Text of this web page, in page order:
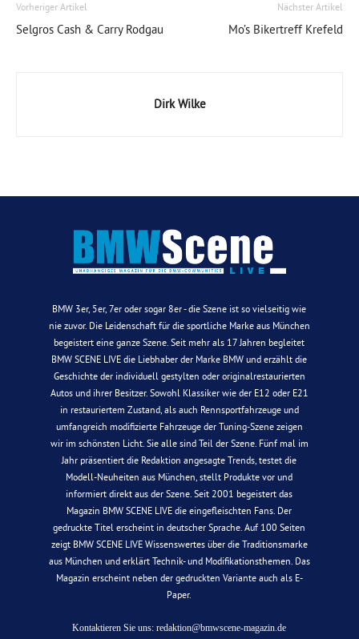
Vorheriger Artikel
Selgros Cash & Carry Rodgau
Nächster Artikel
Mo’s Bikertreff Krefeld
Dirk Wilke
BMW 3er, 5er, 7er oder sogar 8er - die Szene ist so vielseitig wie
nie zuvor. Die Leidenschaft für die sportliche Marke aus München
begeistert eine ganze Szene. Seit mehr als 17 Jahren begleitet
BMW SCENE LIVE die Liebhaber der Marke BMW und erzählt die
Geschichte der individuell gestylten oder originalrestaurierten
Autos und ihrer Besitzer. Sowohl Klassiker wie der E12 oder E21
in restauriertem Zustand, als auch Rennsportfahrzeuge und
umfangreich modifizierte Fahrzeuge der Tuning-Szene zeigen
wir im schönsten Licht. Sie alle sind Teil der Szene. Fünf mal im
Jahr präsentiert die Redaktion angesagte Trends, testet die
Modell-Neuheiten aus München, stellt Produkte vor und
informiert direkt aus der Szene. Seit 2001 begeistert das
Magazin BMW SCENE LIVE die eingefleischten Fans. Der
gedruckte Titel erscheint in deutscher Sprache. Auf 100 Seiten
zeigt BMW SCENE LIVE Wissenswertes über die Traditionsmarke
aus München und erklärt Technik- und Modifikationsthemen. Das
Magazin erscheint neben der gedruckten Variante auch als E-
Paper.
Kontaktieren Sie uns:redaktion@bmwscene-magazin.de